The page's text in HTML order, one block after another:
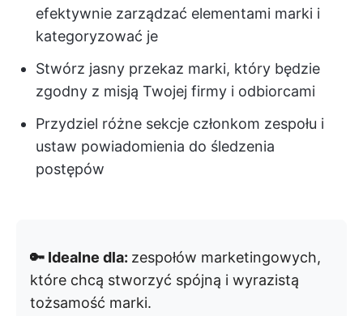
efektywnie zarządzać elementami marki i
kategoryzować je
Stwórz jasny przekaz marki, który będzie
zgodny z misją Twojej firmy i odbiorcami
Przydziel różne sekcje członkom zespołu i
ustaw powiadomienia do śledzenia
postępów
🔑 Idealne dla: zespołów marketingowych,
które chcą stworzyć spójną i wyrazistą
tożsamość marki.